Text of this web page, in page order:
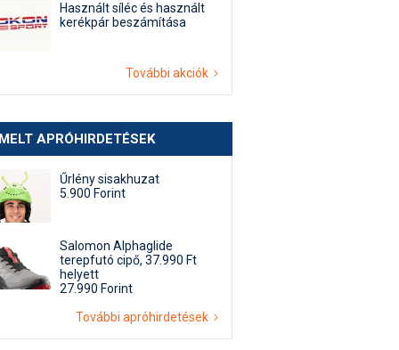
Használt síléc és használt
kerékpár beszámítása
További akciók
APRÓHIRDETÉSEK
Űrlény sisakhuzat
5.900 Forint
Salomon Alphaglide
terepfutó cipő, 37.990 Ft
helyett
27.990 Forint
További apróhirdetések